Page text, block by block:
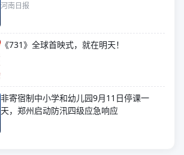
河南日报
《731》全球首映式，就在明天！
非寄宿制中小学和幼儿园9月11日停课一
天，郑州启动防汛四级应急响应